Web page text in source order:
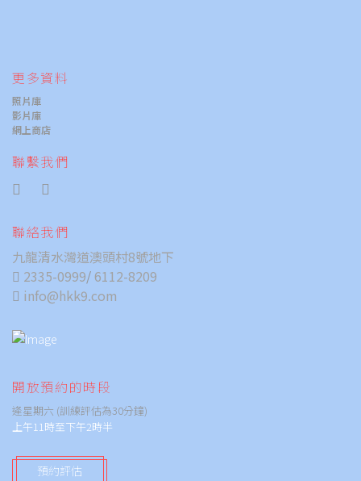
更多資料
照片庫
影片庫
網上商店
聯繫我們
聯絡我們
九龍清水灣道澳頭村8號地下
2335-0999/6112-8209
info@hkk9.com
開放預約的時段
逄星期六 (訓練評估為30分鐘)
上午11時至下午2時半
預約評估